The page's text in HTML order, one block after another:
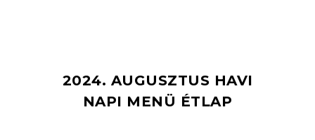
2024. AUGUSZTUS HAVI
NAPI MENÜ ÉTLAP